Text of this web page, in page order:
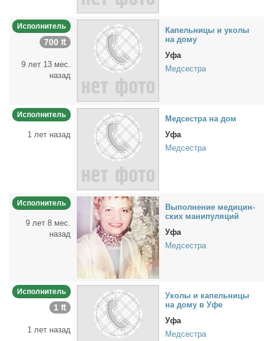
Исполнитель
700 ₶
9 лет 13 мес.
назад
Ка­пель­ни­цы и уко­лы
на до­му
Уфа
Медсестра
Исполнитель
1 лет назад
Мед­сест­ра на дом
Уфа
Медсестра
Исполнитель
9 лет 8 мес.
назад
Вы­пол­не­ние ме­ди­цин­
ских ма­ни­пу­ля­ций
Уфа
Медсестра
Исполнитель
1 ₶
1 лет назад
Уко­лы и ка­пель­ни­цы
на до­му в Уфе
Уфа
Медсестра